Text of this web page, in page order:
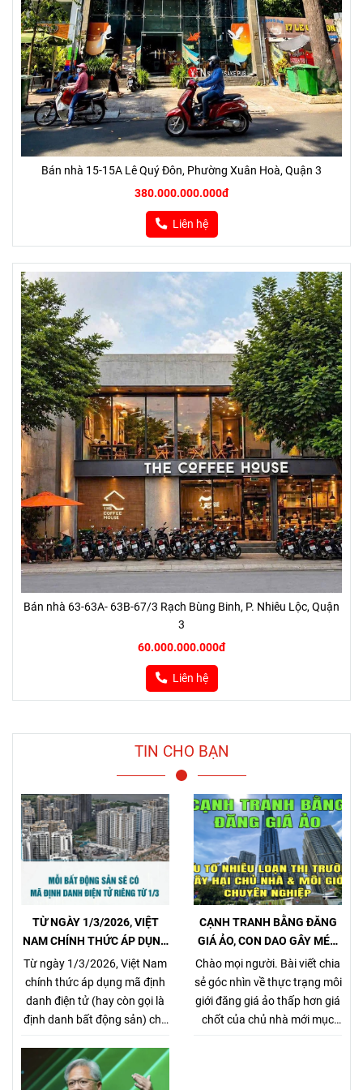
Bán nhà 15-15A Lê Quý Đôn, Phường Xuân Hoà, Quận 3
380.000.000.000đ
Liên hệ
Bán nhà 63-63A- 63B-67/3 Rạch Bùng Binh, P. Nhiêu Lộc, Quận
3
60.000.000.000đ
Liên hệ
TIN CHO BẠN
TỪ NGÀY 1/3/2026, VIỆT
NAM CHÍNH THỨC ÁP DỤNG
MÃ ĐỊNH DANH BẤT ĐỘNG
SẢN
Từ ngày 1/3/2026, Việt Nam
chính thức áp dụng mã định
danh điện tử (hay còn gọi là
định danh bất động sản) cho
theo Nghị định
357/2025/NĐ-CP (ban hành
CẠNH TRANH BẰNG ĐĂNG
GIÁ ẢO, CON DAO GÂY MÉO
MÓ THỊ TRƯỜNG, GÂY HẠI
CHỦ NHÀ VÀ NHÀ MÔI GIỚI
CHÂN CHÍNH
Chào mọi người. Bài viết chia
sẻ góc nhìn về thực trạng môi
giới đăng giá ảo thấp hơn giá
chốt của chủ nhà mới mục